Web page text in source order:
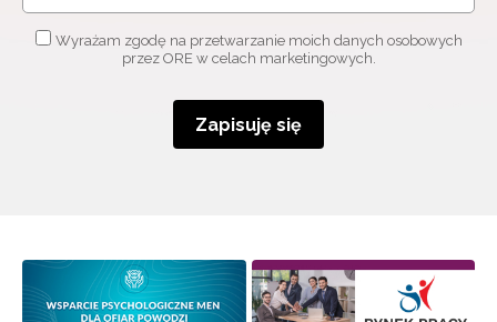
Wyrażam zgodę na przetwarzanie moich danych osobowych
przez ORE w celach marketingowych.
Zapisuję się